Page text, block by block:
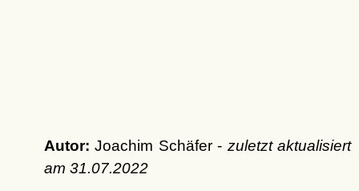
Autor: Joachim Schäfer - zuletzt aktualisiert
am 31.07.2022